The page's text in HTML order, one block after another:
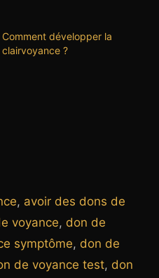
Comment développer la
clairvoyance ?
, avoir des dons de
voyance, don de
symptôme, don de
de voyance test, don